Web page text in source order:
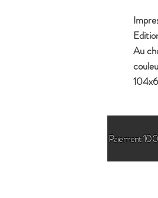
Au
Paiement